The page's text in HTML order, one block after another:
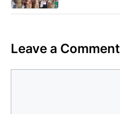
Leave a Comment